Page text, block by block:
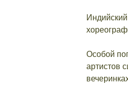
Особой
артистов